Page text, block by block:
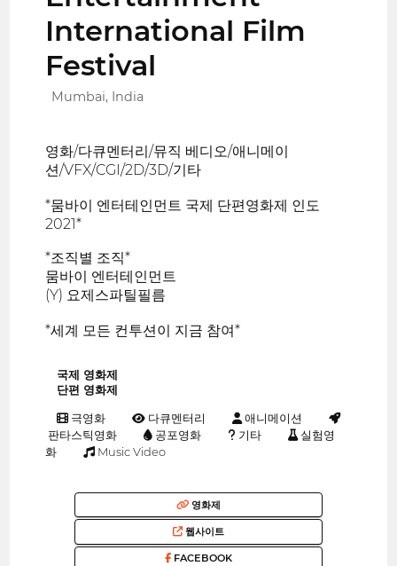
International Film
Festival
Mumbai, India
영화/다큐멘터리/뮤직 베디오/애니메이
션/VFX/CGI/2D/3D/기타
*뭄바이 엔터테인먼트 국제 단편영화제 인도
2021*
*조직별 조직*
뭄바이 엔터테인먼트
(Y) 요제스파틸필름
*세계 모든 컨투션이 지금 참여*
국제 영화제
단편 영화제
극영화 다큐멘터리
애니메이션
판타스틱영화
공포영화 기타
실험영
화
Music Video
영화제
웹사이트
FACEBOOK